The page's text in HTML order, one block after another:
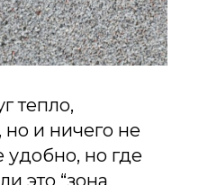
тепло,
и ничего не
удобно, но где
это “зона